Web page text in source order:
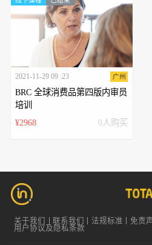
2021-11-29 09 :23 广州
BRC 全球消费品第四版内审员
培训
¥2968
0人购买
关于我们 联系我们 法规标准
免责
用户协议及隐私条款